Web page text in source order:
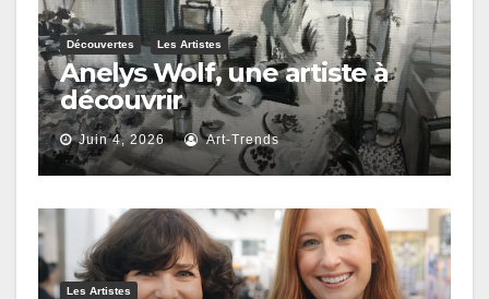
Découvertes Les Artistes
Anelys Wolf, une artiste à
découvrir
Juin 4, 2026 Art-Trends
Les Artistes